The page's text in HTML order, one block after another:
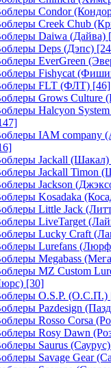
Condor
Creek Chub
Daiwa (Дайва)
Deps (Дэпс)
EverGreen
Fishycat
FLT (ФЛТ) [46]
Grows Culture
Halcyon
IAM company
Jackall (Шакал)
Jackall Timon
Jackson
Kosadaka
Little Jack
LiveTarget
Lucky Craft
Lurefans
Megabass
MZ Custom
[30]
O.S.P. (О.С.П.)
Pazdesign
Rosso Corsa
Rosy Dawn
Saurus (Саурус)
Savage Gear